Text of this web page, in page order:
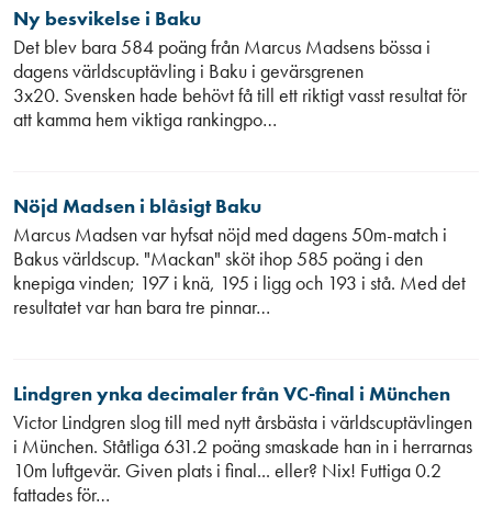
Ny besvikelse i Baku
Det blev bara 584 poäng från Marcus Madsens bössa i
dagens världscuptävling i Baku i gevärsgrenen
3x20. Svensken hade behövt få till ett riktigt vasst resultat för
att kamma hem viktiga rankingpo…
Nöjd Madsen i blåsigt Baku
Marcus Madsen var hyfsat nöjd med dagens 50m-match i
Bakus världscup. "Mackan" sköt ihop 585 poäng i den
knepiga vinden; 197 i knä, 195 i ligg och 193 i stå. Med det
resultatet var han bara tre pinnar…
Lindgren ynka decimaler från VC-final i München
Victor Lindgren slog till med nytt årsbästa i världscuptävlingen
i München. Ståtliga 631.2 poäng smaskade han in i herrarnas
10m luftgevär. Given plats i final... eller? Nix! Futtiga 0.2
fattades för…